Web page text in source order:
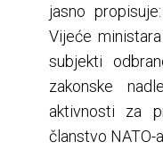
jasno
Vijeće
subjekti
zakonske
aktivnosti za
članstvo NATO-